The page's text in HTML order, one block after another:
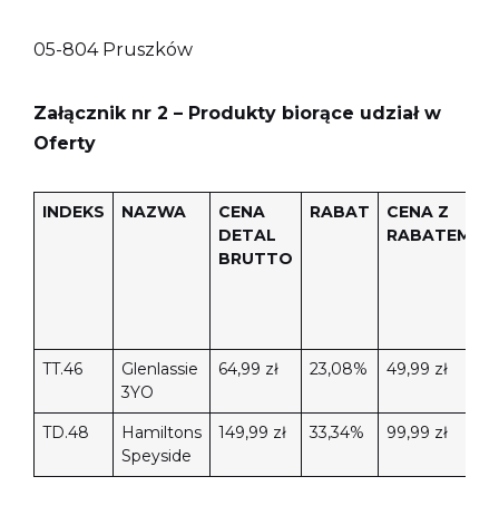
05-804 Pruszków
Załącznik nr 2 – Produkty biorące udział w
Oferty
INDEKS NAZWA
CENA
DETAL
BRUTTO
RABAT
CENA Z
RABATEM
TT.46
Glenlassie
3YO
64,99 zł 23,08% 49,99 zł
TD.48
Hamiltons
Speyside
149,99 zł 33,34% 99,99 zł